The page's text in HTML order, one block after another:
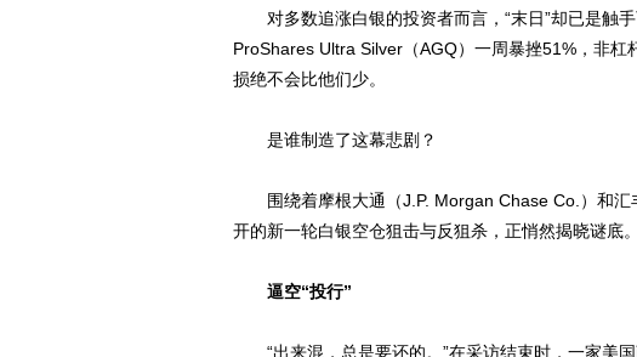
对多数追涨白银的投资者而言，“末日”却已是触
ProShares Ultra Silver（AGQ）一周暴挫51%，非
损绝不会比他们少。
是谁制造了这幕悲剧？
围绕着摩根大通（J.P. Morgan Chase Co.）和汇
开的新一轮白银空仓狙击与反狙杀，正悄然揭晓谜底。
逼空“投行”
“出来混，总是要还的。”在采访结束时，一家美国